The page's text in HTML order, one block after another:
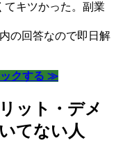
てキツかった。副業
の回答なので即日解
クする ≫
ット・デメ
てない人